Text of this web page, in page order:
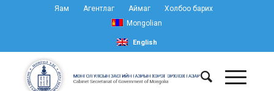
Яам Агентлаг Аймаг
Холбоо барих
Mongolian
English